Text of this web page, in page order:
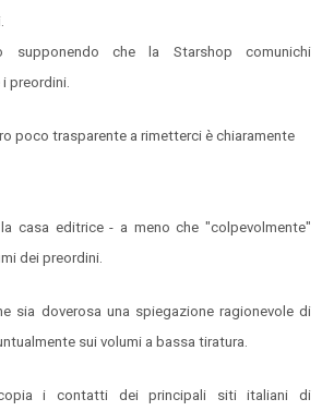
supponendo che la Starshop comunichi
preordini.
poco trasparente a rimetterci è chiaramente
casa editrice - a meno che "colpevolmente"
dei preordini.
sia doverosa una spiegazione ragionevole di
sui volumi a bassa tiratura.
i contatti dei principali siti italiani di